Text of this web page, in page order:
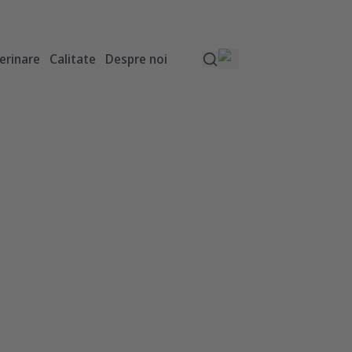
Calitate Despre noi